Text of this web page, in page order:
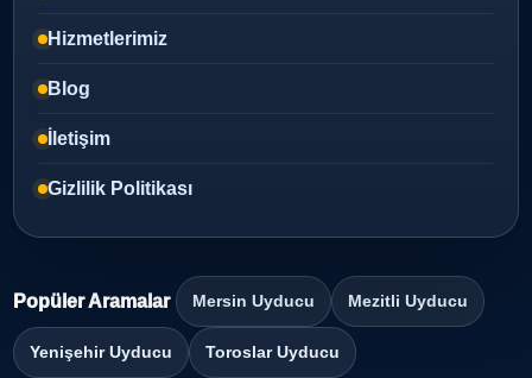
Hizmetlerimiz
Blog
İletişim
Gizlilik Politikası
Popüler Aramalar Mersin Uyducu Mezitli Uyducu
Yenişehir Uyducu Toroslar Uyducu